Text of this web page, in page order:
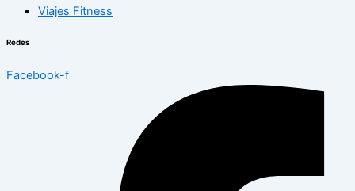
Viajes Fitness
Redes
Facebook-f